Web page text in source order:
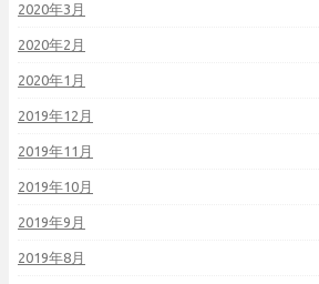
2020年3月
2020年2月
2020年1月
2019年12月
2019年11月
2019年10月
2019年9月
2019年8月